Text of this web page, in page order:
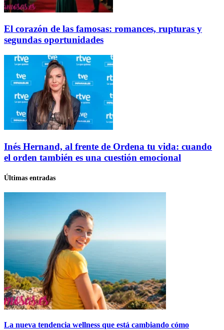
El corazón de las famosas: romances, rupturas y
segundas oportunidades
Inés Hernand, al frente de Ordena tu vida: cuando
el orden también es una cuestión emocional
Últimas entradas
La nueva tendencia wellness que está cambiando cómo